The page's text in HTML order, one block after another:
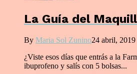
La Guía del
By Maria Sol Zunino24 abril, 2019
¿Viste esos días que entrás a la
ibuprofeno y salís con 5 bolsas...